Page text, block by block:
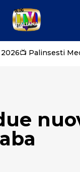
📺 Palinsesti